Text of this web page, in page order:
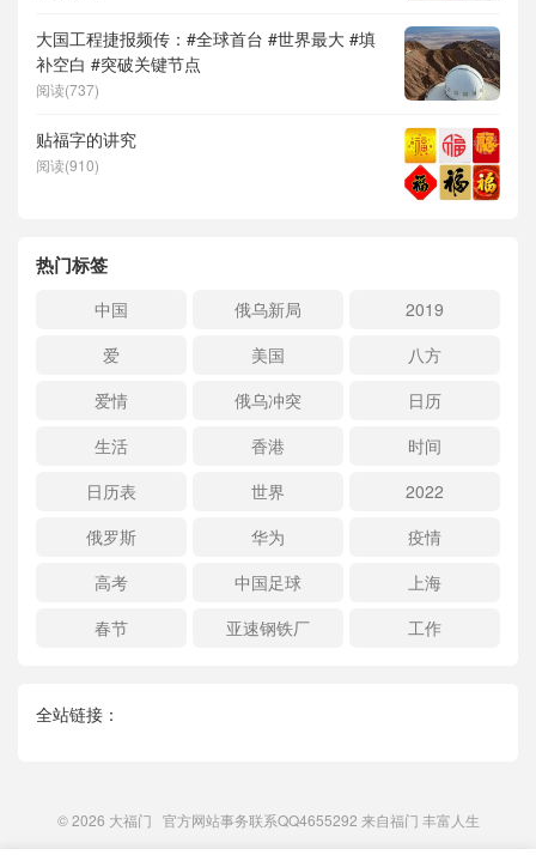
大国工程捷报频传：#全球首台 #世界最大 #填
补空白 #突破关键节点
阅读(737)
贴福字的讲究
阅读(910)
热门标签
中国 俄乌新局
2019
爱
美国
八方
爱情
俄乌冲突
日历
生活
香港
时间
日历表
世界
2022
俄罗斯
华为
疫情
高考
中国足球
上海
春节
亚速钢铁厂 工作
全站链接：
© 2026 大福门 官方网站事务联系QQ4655292 来自福门 丰富人生